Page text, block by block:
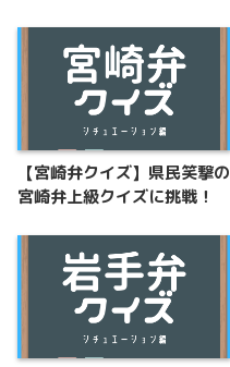
【宮崎弁クイズ】県民笑撃の
宮崎弁上級クイズに挑戦！